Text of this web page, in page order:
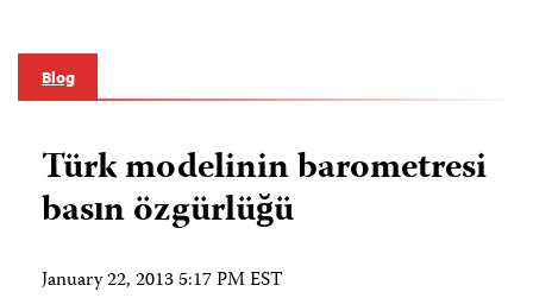
Blog
Türk modelinin barometresi
basın özgürlüğü
January 22, 2013 5:17 PM EST